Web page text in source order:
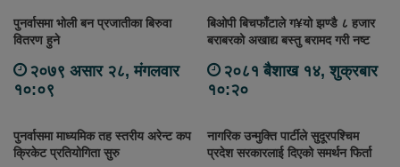
पुनर्वासमा भोली बन प्रजातीका बिरुवा
वितरण हुने
२०७९ असार २८, मंगलवार
१०:०९
बिओपी बिचफाँटाले ग¥यो झण्डै ८ हजार
बराबरको अखाद्य बस्तु बरामद गरी नष्ट
२०८१ बैशाख १४, शुक्रबार
१०:२०
पुनर्वासमा माध्यमिक तह स्तरीय अरेन्ट कप
क्रिकेट प्रतियोगिता सुरु
नागरिक उन्मुक्ति पार्टीले सुदूरपश्चिम
प्रदेश सरकारलाई दिएको समर्थन फिर्ता